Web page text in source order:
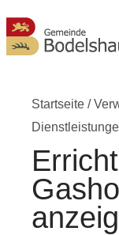
Startseite /